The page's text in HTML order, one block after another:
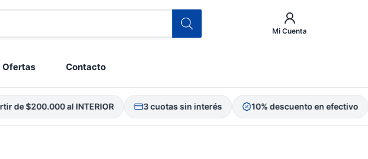
Mi Cuenta
Ofertas Contacto
al INTERIOR 3 cuotas sin interés 10% descuento en efectivo